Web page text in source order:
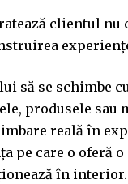
clientul
să se schimbe
produsele sau
reală în
pe care o oferă
în